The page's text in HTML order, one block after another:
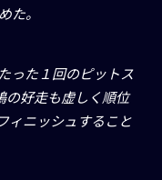
た。
った１回のピットス
の好走も虚しく順位
ィニッシュすること